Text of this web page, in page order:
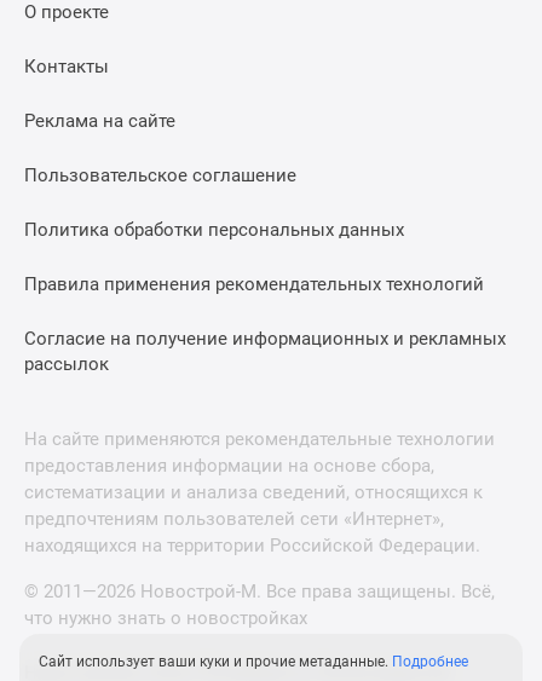
О проекте
Контакты
Реклама на сайте
Пользовательское соглашение
Политика обработки персональных данных
Правила применения рекомендательных технологий
Согласие на получение информационных и рекламных
рассылок
На сайте применяются рекомендательные технологии
предоставления информации на основе сбора,
систематизации и анализа сведений, относящихся к
предпочтениям пользователей сети «Интернет»,
находящихся на территории Российской Федерации.
© 2011—2026 Новострой-М. Все права защищены. Всё,
что нужно знать о новостройках
Новостройки Санкт-Петербурга и Ленинградской
Сайт использует ваши куки и прочие метаданные. Подробнее